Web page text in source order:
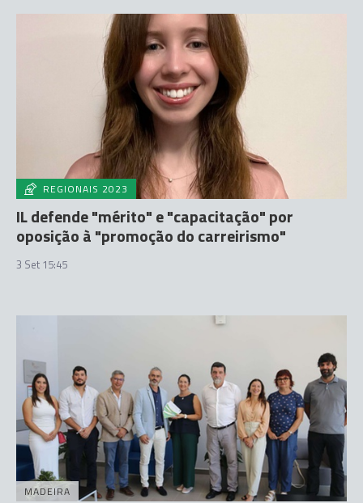
REGIONAIS 2023
IL defende "mérito" e "capacitação" por
oposição à "promoção do carreirismo"
3 Set 15:45
MADEIRA